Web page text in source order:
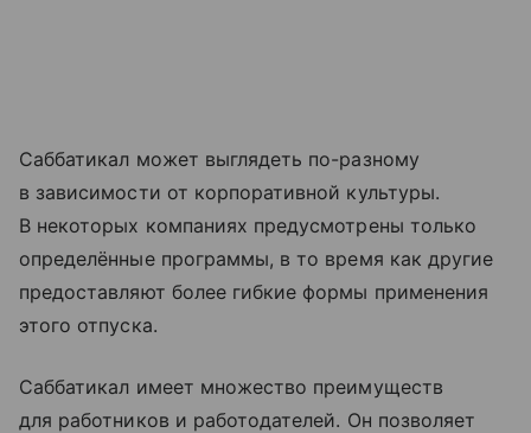
Саббатикал может выглядеть по-разному
в зависимости от корпоративной культуры.
В некоторых компаниях предусмотрены только
определённые программы, в то время как другие
предоставляют более гибкие формы применения
этого отпуска.
Саббатикал имеет множество преимуществ
для работников и работодателей. Он позволяет